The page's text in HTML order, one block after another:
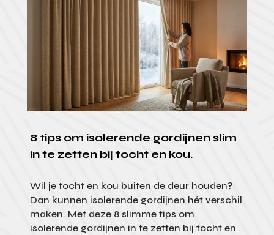
8 tips om isolerende gordijnen slim
in te zetten bij tocht en kou.
Wil je tocht en kou buiten de deur houden?
Dan kunnen isolerende gordijnen hét verschil
maken. Met deze 8 slimme tips om
isolerende gordijnen in te zetten bij tocht en